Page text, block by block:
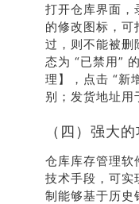
打开仓库界面，
的修改图标，
过，则不能被删
态为 “已禁用”
理】，点击 “新
别；发货地址用
（四）强大
仓库库存管理软
技术手段，可实
制能够基于历史